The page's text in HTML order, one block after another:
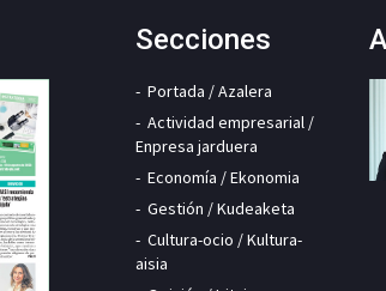
Secciones
Portada / Azalera
Actividad empresarial /
Enpresa jarduera
Economía / Ekonomia
Gestión / Kudeaketa
Cultura-ocio / Kultura-
aisia